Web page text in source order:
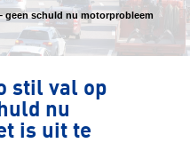
geen schuld nu motorprobleem
stil val op
nu
is uit te